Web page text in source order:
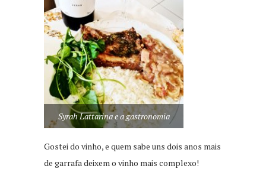
Syrah Lattarina e a gastronomia
Gostei do vinho, e quem sabe uns dois anos mais
de garrafa deixem o vinho mais complexo!